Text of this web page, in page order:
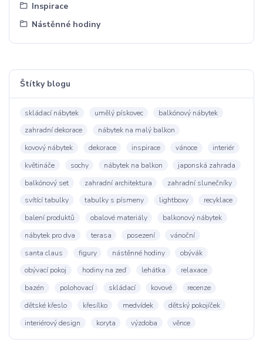
Inspirace
Nástěnné hodiny
Štítky blogu
skládací nábytek umělý pískovec
balkónový nábytek
zahradní dekorace
nábytek na malý balkon
kovový nábytek
dekorace inspirace vánoce
interiér
květináče
sochy nábytek na balkon
japonská zahrada
balkónový set
zahradní architektura
zahradní slunečníky
svítící tabulky
tabulky s písmeny lightboxy
recyklace
balení produktů
obalové materiály
balkonový nábytek
nábytek pro dva
terasa posezení
vánoční
santa claus
figury nástěnné hodiny
obývák
obývací pokoj
hodiny na zeď lehátka
relaxace
bazén
polohovací skládací kovové
recenze
dětské křeslo
křesílko medvídek
dětský pokojíček
interiérový design
koryta výzdoba věnce